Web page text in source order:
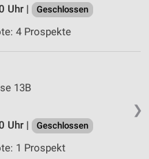
Uhr |
Geschlossen
4 Prospekte
❯
13B
Uhr |
Geschlossen
1 Prospekt